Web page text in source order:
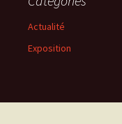
Actualité
Exposition